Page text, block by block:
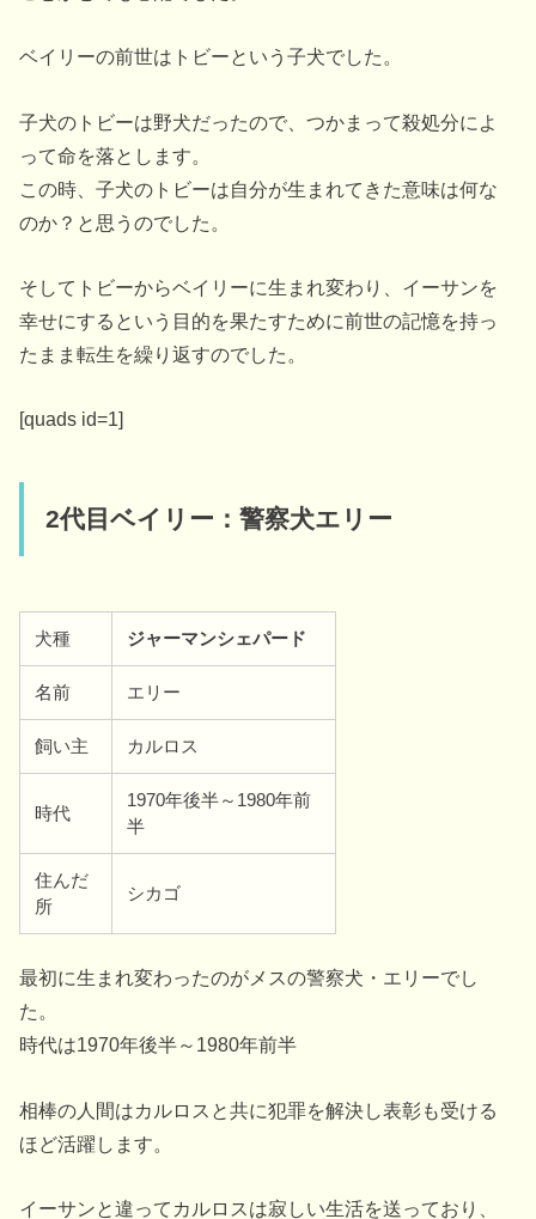
ベイリーの前世はトビーという子犬でした。
子犬のトビーは野犬だったので、つかまって殺処分によ
って命を落とします。
この時、子犬のトビーは自分が生まれてきた意味は何な
のか？と思うのでした。
そしてトビーからベイリーに生まれ変わり、イーサンを
幸せにするという目的を果たすために前世の記憶を持っ
たまま転生を繰り返すのでした。
[quads id=1]
2代目ベイリー：警察犬エリー
犬種 ジャーマンシェパード
名前 エリー
飼い主 カルロス
時代
1970年後半～1980年前
半
住んだ
所
シカゴ
最初に生まれ変わったのがメスの警察犬・エリーでし
た。
時代は1970年後半～1980年前半
相棒の人間はカルロスと共に犯罪を解決し表彰も受ける
ほど活躍します。
イーサンと違ってカルロスは寂しい生活を送っており、